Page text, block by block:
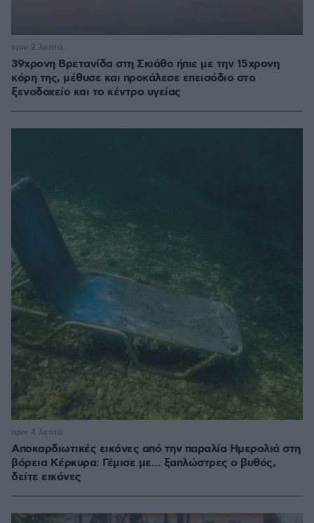
39χρονη Βρετανίδα στη Σκιάθο ήπιε με την 15χρονη
κόρη της, μέθυσε και προκάλεσε επεισόδιο στο
ξενοδοχείο και το κέντρο υγείας
πριν 2 λεπτά
Αποκαρδιωτικές εικόνες από την παραλία Ημερολιά στη
βόρεια Κέρκυρα: Γέμισε με... ξαπλώστρες ο βυθός,
δείτε εικόνες
πριν 4 λεπτά